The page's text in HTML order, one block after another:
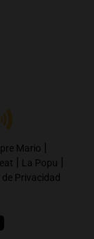
Mario |
| La Popu |
Privacidad